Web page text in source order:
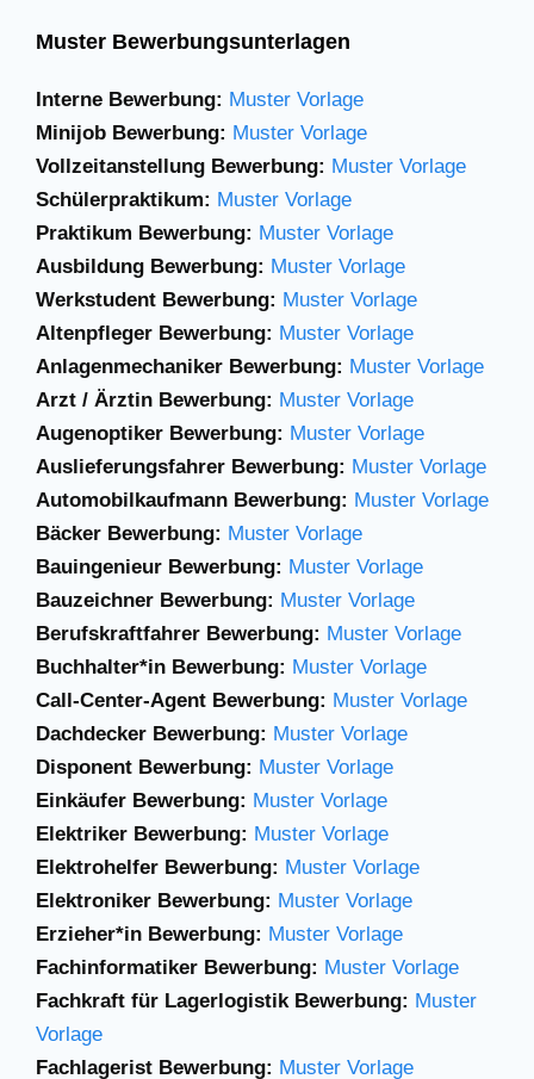
Muster Bewerbungsunterlagen
Interne Bewerbung: Muster Vorlage
Minijob Bewerbung: Muster Vorlage
Vollzeitanstellung Bewerbung: Muster Vorlage
Schülerpraktikum: Muster Vorlage
Praktikum Bewerbung: Muster Vorlage
Ausbildung Bewerbung: Muster Vorlage
Werkstudent Bewerbung: Muster Vorlage
Altenpfleger Bewerbung: Muster Vorlage
Anlagenmechaniker Bewerbung: Muster Vorlage
Arzt / Ärztin Bewerbung: Muster Vorlage
Augenoptiker Bewerbung: Muster Vorlage
Auslieferungsfahrer Bewerbung: Muster Vorlage
Automobilkaufmann Bewerbung: Muster Vorlage
Bäcker Bewerbung: Muster Vorlage
Bauingenieur Bewerbung: Muster Vorlage
Bauzeichner Bewerbung: Muster Vorlage
Berufskraftfahrer Bewerbung: Muster Vorlage
Buchhalter*in Bewerbung: Muster Vorlage
Call-Center-Agent Bewerbung: Muster Vorlage
Dachdecker Bewerbung: Muster Vorlage
Disponent Bewerbung: Muster Vorlage
Einkäufer Bewerbung: Muster Vorlage
Elektriker Bewerbung: Muster Vorlage
Elektrohelfer Bewerbung: Muster Vorlage
Elektroniker Bewerbung: Muster Vorlage
Erzieher*in Bewerbung: Muster Vorlage
Fachinformatiker Bewerbung: Muster Vorlage
Fachkraft für Lagerlogistik Bewerbung: Muster
Vorlage
Fachlagerist Bewerbung: Muster Vorlage